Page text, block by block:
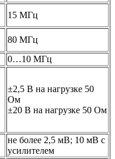
15 МГц
80 МГц
0…10 МГц
±2,5 В на нагрузке 50
Ом
±20 В на нагрузке 50 Ом
не более 2,5 мВ; 10 мВ с
усилителем